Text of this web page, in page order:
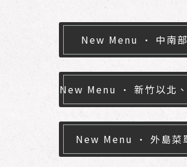
New Menu · 中南部
New Menu · 新竹以北
地區
New Menu · 外島菜